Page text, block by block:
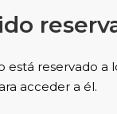
está reservado a
acceder a él.